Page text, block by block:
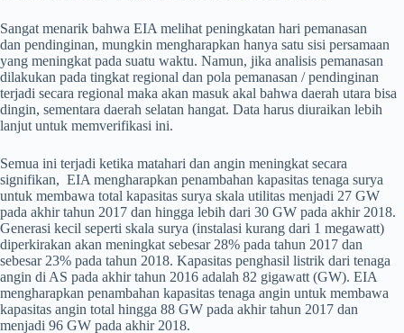
Sangat menarik bahwa EIA melihat peningkatan hari pemanasan
dan pendinginan, mungkin mengharapkan hanya satu sisi persamaan
yang meningkat pada suatu waktu. Namun, jika analisis pemanasan
dilakukan pada tingkat regional dan pola pemanasan / pendinginan
terjadi secara regional maka akan masuk akal bahwa daerah utara bisa
dingin, sementara daerah selatan hangat. Data harus diuraikan lebih
lanjut untuk memverifikasi ini.
Semua ini terjadi ketika matahari dan angin meningkat secara
signifikan, EIA mengharapkan penambahan kapasitas tenaga surya
untuk membawa total kapasitas surya skala utilitas menjadi 27 GW
pada akhir tahun 2017 dan hingga lebih dari 30 GW pada akhir 2018.
Generasi kecil seperti skala surya (instalasi kurang dari 1 megawatt)
diperkirakan akan meningkat sebesar 28% pada tahun 2017 dan
sebesar 23% pada tahun 2018. Kapasitas penghasil listrik dari tenaga
angin di AS pada akhir tahun 2016 adalah 82 gigawatt (GW). EIA
mengharapkan penambahan kapasitas tenaga angin untuk membawa
kapasitas angin total hingga 88 GW pada akhir tahun 2017 dan
menjadi 96 GW pada akhir 2018.